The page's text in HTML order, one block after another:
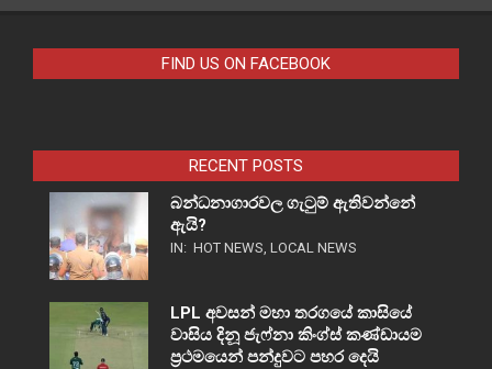
FIND US ON FACEBOOK
RECENT POSTS
බන්ධනාගාරවල ගැටුම් ඇතිවන්නේ
ඇයි?
IN: HOT NEWS, LOCAL NEWS
LPL අවසන් මහා තරගයේ කාසියේ
වාසිය දිනූ ජැෆ්නා කිංග්ස් කණ්ඩායම
ප්‍රථමයෙන් පන්දුවට පහර දෙයි